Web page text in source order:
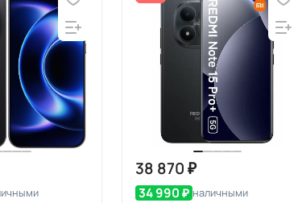
38 870 ₽
34 990 ₽ наличными